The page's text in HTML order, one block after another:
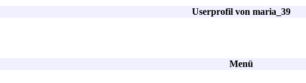
Userprofil von maria_39
Menü